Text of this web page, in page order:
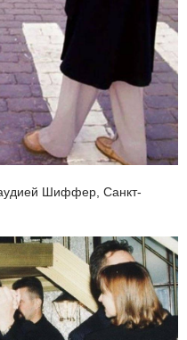
Шиффер, Санкт-